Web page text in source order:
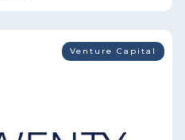
Venture Capital